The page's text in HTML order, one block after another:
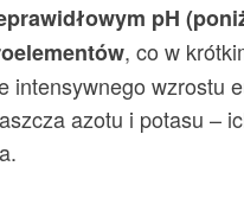
pH
, co w
intensywnego wzrostu
azotu i potasu –